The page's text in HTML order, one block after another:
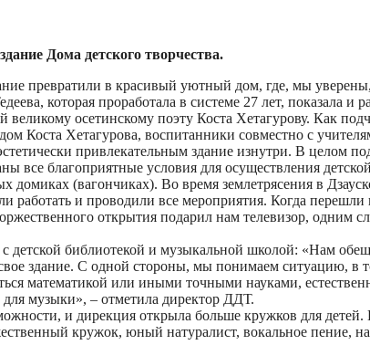
Дома детского творчества.
превратили в красивый уютный дом, где, мы уверены,
которая проработала в системе 27 лет, показала и
осетинскому поэту Коста Хетагурову. Как
Коста Хетагурова, воспитанники совместно с
привлекательным здание изнутри. В целом
все благоприятные условия для осуществления
домиках (вагончиках). Во время землетрясения в
работать и проводили все мероприятия. Когда
открытия подарил нам телевизор, одним
детской библиотекой и музыкальной школой: «Нам
здание. С одной стороны, мы понимаем ситуацию, в
математикой или иными точными науками,
для музыки», – отметила директор ДДТ.
и дирекция открыла больше кружков для
кружок, юный натуралист, вокальное пение,